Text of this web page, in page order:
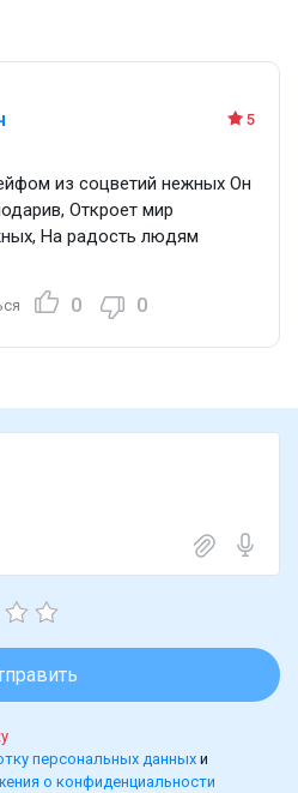
5
из соцветий нежных Он
Откроет мир
На радость людям
0 0
персональных данных и
о конфиденциальности